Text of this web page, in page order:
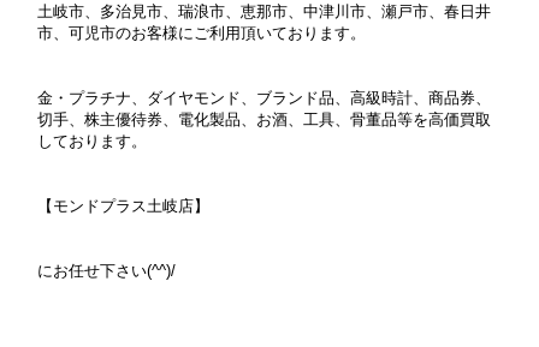
土岐市、多治見市、瑞浪市、恵那市、中津川市、瀬戸市、春日井
市、可児市のお客様にご利用頂いております。
金・プラチナ、ダイヤモンド、ブランド品、高級時計、商品券、
切手、株主優待券、電化製品、お酒、工具、骨董品等を高価買取
しております。
【モンドプラス土岐店】
にお任せ下さい(^^)/